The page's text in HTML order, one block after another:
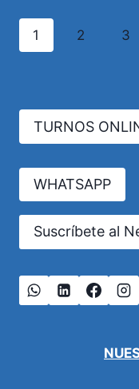
EN
NUEVO
MINERO
DEL
PAÍS
Navegación
1 2 3
TURNOS
WHATSAPP
Suscríbete al